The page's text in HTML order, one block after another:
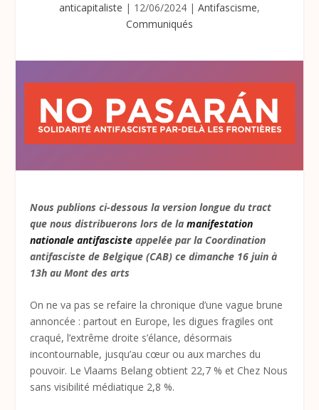
anticapitaliste | 12/06/2024 | Antifascisme,
Communiqués
Nous publions ci-dessous la version longue du tract
que nous distribuerons lors de lamanifestation
nationale antifasciste appelée par la Coordination
antifasciste de Belgique (CAB) ce dimanche 16 juin à
13h au Mont des arts
On ne va pas se refaire la chronique d’une vague brune
annoncée : partout en Europe, les digues fragiles ont
craqué, l’extrême droite s’élance, désormais
incontournable, jusqu’au cœur ou aux marches du
pouvoir. Le Vlaams Belang obtient 22,7 % et Chez Nous
sans visibilité médiatique 2,8 %.